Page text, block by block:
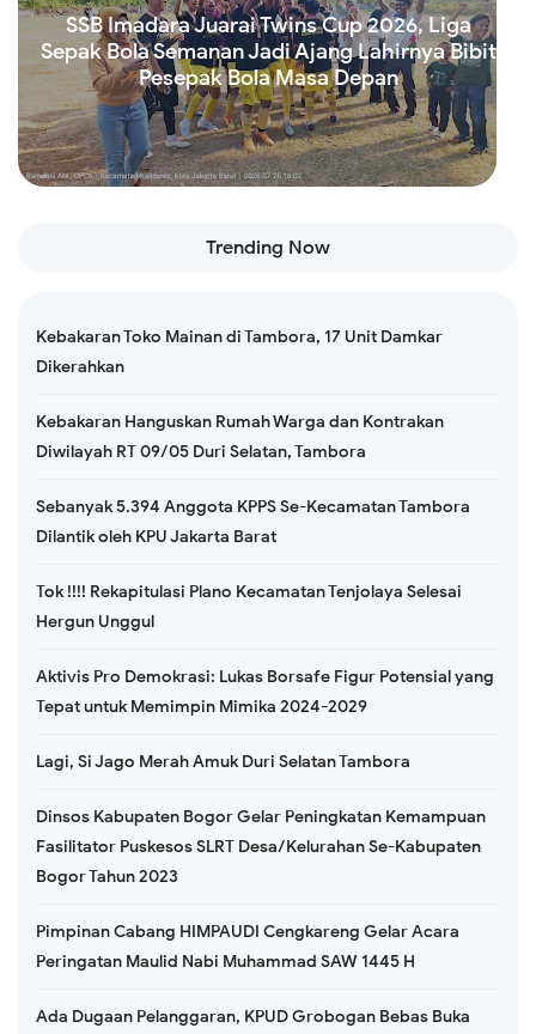
SSB Imadara Juarai Twins Cup 2026, Liga
Sepak Bola Semanan Jadi Ajang Lahirnya Bibit
Pesepak Bola Masa Depan
Read more
Trending Now
Kebakaran Toko Mainan di Tambora, 17 Unit Damkar
Dikerahkan
Kebakaran Hanguskan Rumah Warga dan Kontrakan
Diwilayah RT 09/05 Duri Selatan, Tambora
Sebanyak 5.394 Anggota KPPS Se-Kecamatan Tambora
Dilantik oleh KPU Jakarta Barat
Tok !!!! Rekapitulasi Plano Kecamatan Tenjolaya Selesai
Hergun Unggul
Aktivis Pro Demokrasi: Lukas Borsafe Figur Potensial yang
Tepat untuk Memimpin Mimika 2024-2029
Lagi, Si Jago Merah Amuk Duri Selatan Tambora
Dinsos Kabupaten Bogor Gelar Peningkatan Kemampuan
Fasilitator Puskesos SLRT Desa/Kelurahan Se-Kabupaten
Bogor Tahun 2023
Pimpinan Cabang HIMPAUDI Cengkareng Gelar Acara
Peringatan Maulid Nabi Muhammad SAW 1445 H
Ada Dugaan Pelanggaran, KPUD Grobogan Bebas Buka